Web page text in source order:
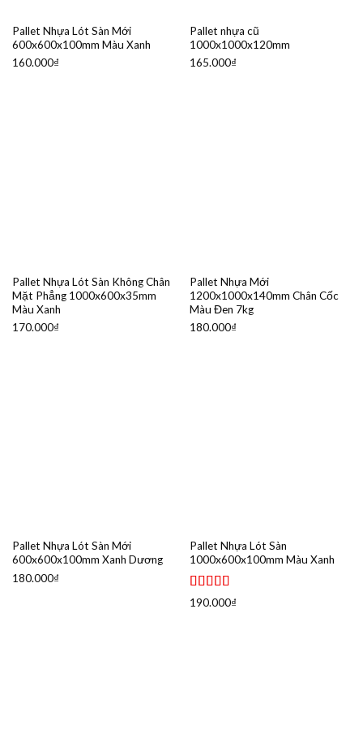
Pallet Nhựa Lót Sàn Mới
600x600x100mm Màu Xanh
160.000₫
Pallet nhựa cũ
1000x1000x120mm
165.000₫
Pallet Nhựa Lót Sàn Không Chân
Mặt Phẳng 1000x600x35mm
Màu Xanh
170.000₫
Pallet Nhựa Mới
1200x1000x140mm Chân Cốc
Màu Đen 7kg
180.000₫
Pallet Nhựa Lót Sàn Mới
600x600x100mm Xanh Dương
180.000₫
Pallet Nhựa Lót Sàn
1000x600x100mm Màu Xanh
Được xếp
190.000₫